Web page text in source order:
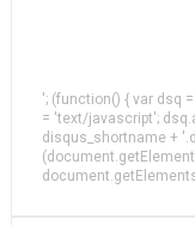
'; (function() { var dsq
= 'text/javascript';
disqus_shortname +